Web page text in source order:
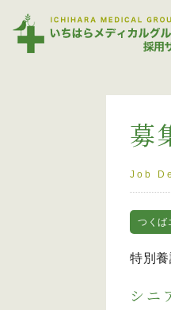
募
Job
つくば
特別
シニ